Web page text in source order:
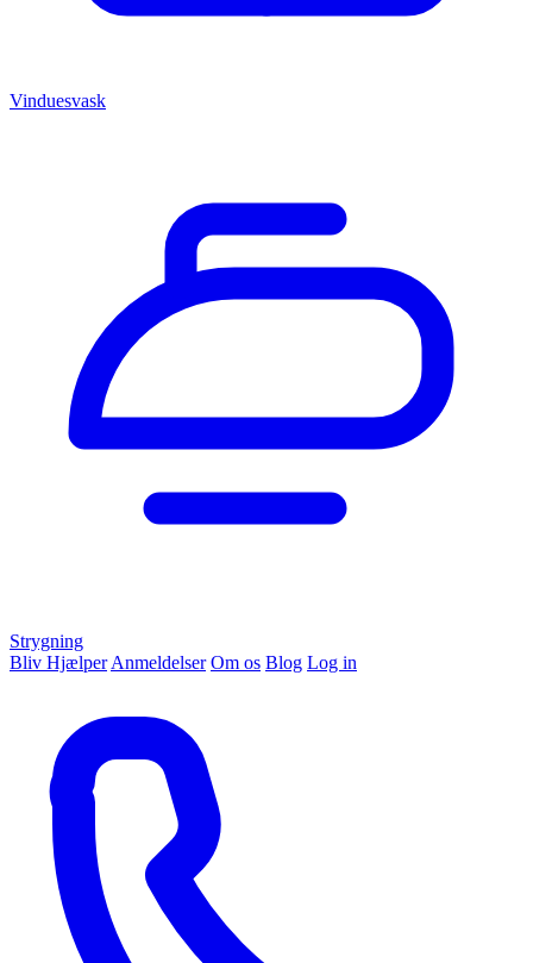
Vinduesvask
Strygning
Bliv Hjælper Anmeldelser Om os Blog Log in